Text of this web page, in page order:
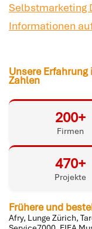
Selbstmarketing
Informationen
Unsere
Zahlen
200+
Firmen
470+
Projekte
Frühere und
Afry, Lunge Zürich,